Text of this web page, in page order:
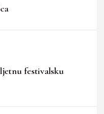
festivalsku